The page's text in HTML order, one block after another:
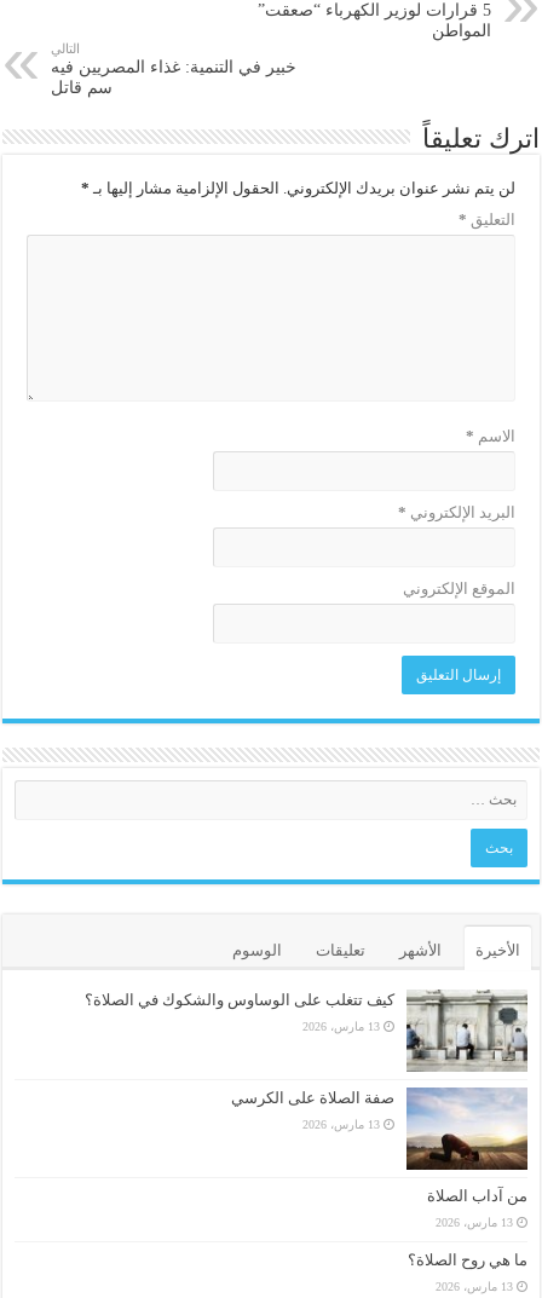
5 قرارات لوزير الكهرباء “صعقت”
المواطن
التالي
خبير في التنمية: غذاء المصريين فيه
سم قاتل
اترك تعليقاً
لن يتم نشر عنوان بريدك الإلكتروني. الحقول الإلزامية مشار إليها بـ *
التعليق *
الاسم *
البريد الإلكتروني *
الموقع الإلكتروني
الأخيرة الأشهر تعليقات الوسوم
كيف تتغلب على الوساوس والشكوك في الصلاة؟
13 مارس، 2026
صفة الصلاة على الكرسي
13 مارس، 2026
من آداب الصلاة
13 مارس، 2026
ما هي روح الصلاة؟
13 مارس، 2026